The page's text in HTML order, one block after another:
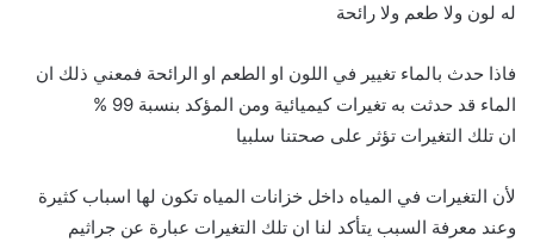
له لون ولا طعم ولا رائحة
فاذا حدث بالماء تغيير في اللون او الطعم او الرائحة فمعني ذلك ان
الماء قد حدثت به تغيرات كيميائية ومن المؤكد بنسبة 99 %
ان تلك التغيرات تؤثر على صحتنا سلبيا
لأن التغيرات في المياه داخل خزانات المياه تكون لها اسباب كثيرة
وعند معرفة السبب يتأكد لنا ان تلك التغيرات عبارة عن جراثيم